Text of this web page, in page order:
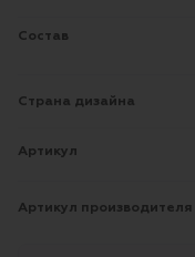
Состав
Страна дизайна
Артикул
Артикул производителя